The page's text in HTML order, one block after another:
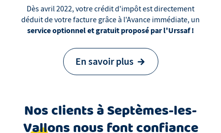
Dès avril 2022, votre crédit d'impôt est directement
déduit de votre facture grâce à l'Avance immédiate, un
service optionnel et gratuit proposé par l'Urssaf !
En savoir plus
Nos clientsàSeptèmes-les-